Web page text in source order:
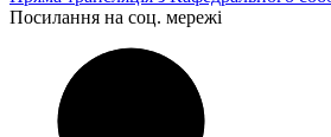
Посилання на соц. мережі